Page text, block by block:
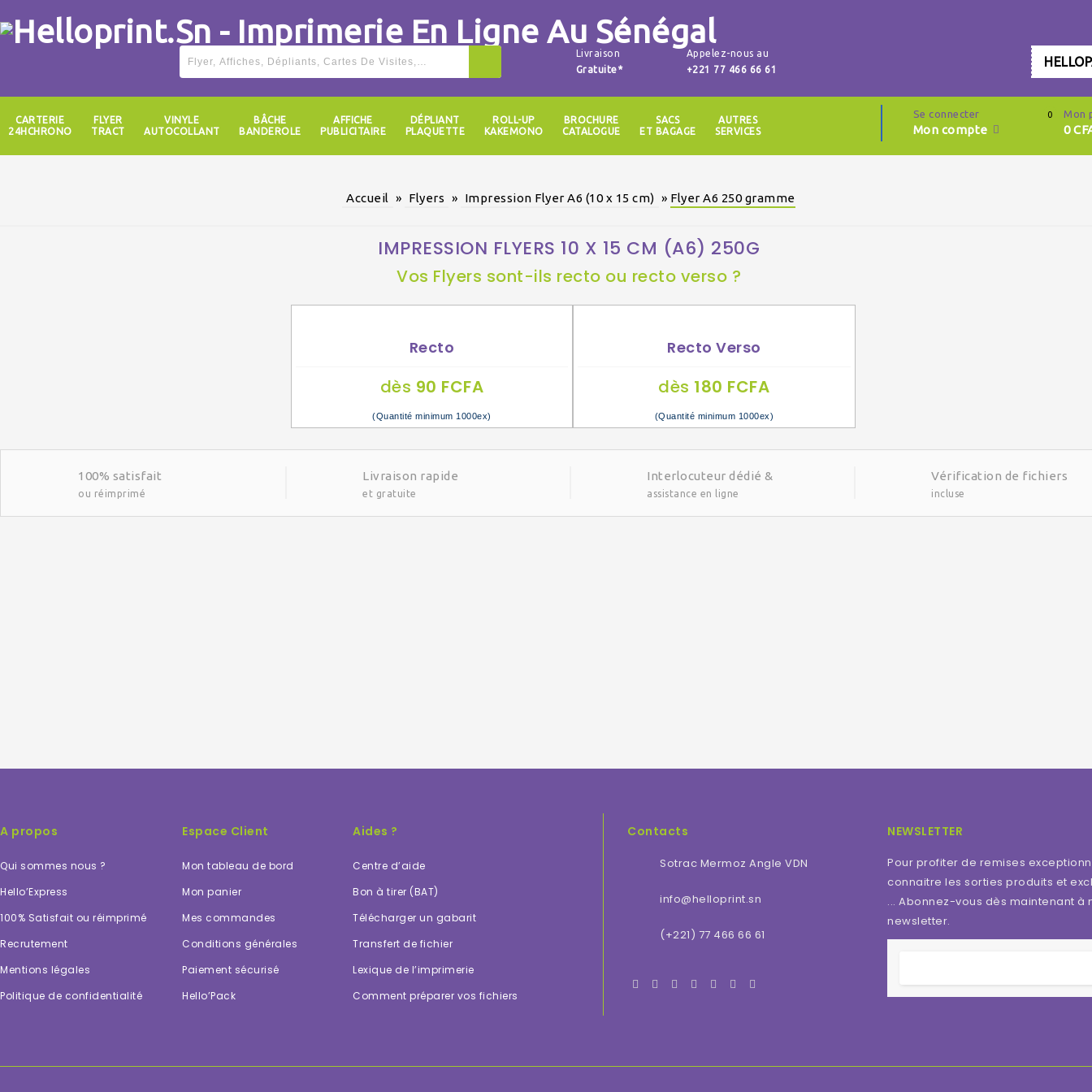
Livraison
Gratuite*
Appelez-nous au
+221 77 466 66 61
CARTERIE
24HCHRONO
FLYER
TRACT
VINYLE
AUTOCOLLANT
BÂCHE
BANDEROLE
AFFICHE
PUBLICITAIRE
DÉPLIANT
PLAQUETTE
ROLL-UP
KAKEMONO
BROCHURE
CATALOGUE
SACS
ET BAGAGE
AUTRES
SERVICES
Se connecter
Mon compte
0 Mon
0
Accueil » Flyers » Impression Flyer A6 (10 x 15 cm) » Flyer A6 250 gramme
IMPRESSION FLYERS 10 X 15 CM (A6) 250G
Vos Flyers sont-ils recto ou recto verso ?
Recto
dès 90 FCFA
(Quantité minimum 1000ex)
Recto Verso
dès 180 FCFA
(Quantité minimum 1000ex)
100% satisfait
ou réimprimé
Livraison rapide
et gratuite
Interlocuteur dédié &
assistance en ligne
Vérification de fichiers
incluse
A propos
Qui sommes nous ?
Hello’Express
100% Satisfait ou réimprimé
Recrutement
Mentions légales
Politique de confidentialité
Espace Client
Mon tableau de bord
Mon panier
Mes commandes
Conditions générales
Paiement sécurisé
Hello’Pack
Aides ?
Centre d’aide
Bon à tirer (BAT)
Télécharger un gabarit
Transfert de fichier
Lexique de l’imprimerie
Comment préparer vos fichiers
Contacts
Sotrac Mermoz Angle VDN
info@helloprint.sn
(+221) 77 466 66 61
NEWSLETTER
Pour profiter de remises
connaitre les sorties produits et
... Abonnez-vous dès maintenant à
newsletter.